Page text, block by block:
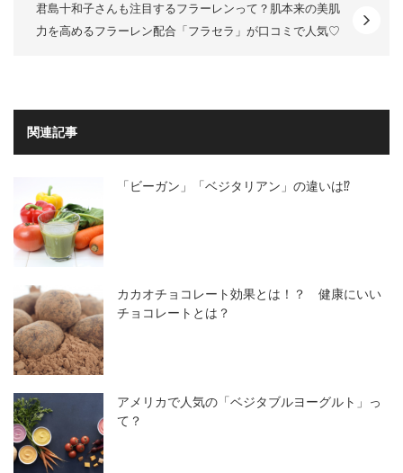
君島十和子さんも注目するフラーレンって？肌本来の美肌
力を高めるフラーレン配合「フラセラ」が口コミで人気♡
関連記事
「ビーガン」「ベジタリアン」の違いは⁉
カカオチョコレート効果とは！？ 健康にいい
チョコレートとは？
アメリカで人気の「ベジタブルヨーグルト」っ
て？